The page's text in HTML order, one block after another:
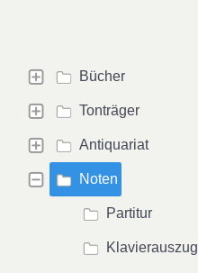
Bücher
Tonträger
Antiquariat
Noten
Partitur
Klavierauszug